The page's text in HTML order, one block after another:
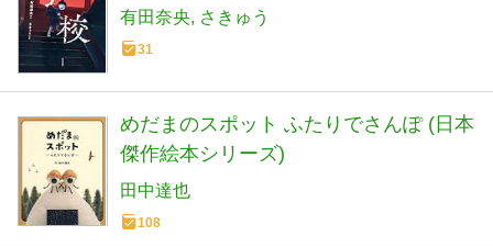
有田奈央 さきゅう
31
めだまのスポット ふたりでさんぽ (日本
傑作絵本シリーズ)
田中達也
108